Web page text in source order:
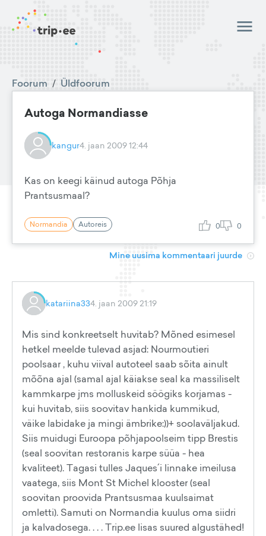
Foorum / Üldfoorum
Autoga Normandiasse
kangur4. jaan 2009 12:44
Kas on keegi käinud autoga Põhja
Prantsusmaal?
Normandia Autoreis 0 0
Mine uusima kommentaari juurde
katariina334. jaan 2009 21:19
Mis sind konkreetselt huvitab? Mõned esimesel
hetkel meelde tulevad asjad: Nourmoutieri
poolsaar , kuhu viival autoteel saab sõita ainult
mõõna ajal (samal ajal käiakse seal ka massiliselt
kammkarpe jms molluskeid söögiks korjamas -
kui huvitab, siis soovitav hankida kummikud,
väike labidake ja mingi ämbrike:))+ soolaväljakud.
Siis muidugi Euroopa põhjapoolseim tipp Brestis
(seal soovitan restoranis karpe süüa - hea
kvaliteet). Tagasi tulles Jaques´i linnake imeilusa
vaatega, siis Mont St Michel klooster (seal
soovitan proovida Prantsusmaa kuulsaimat
omletti). Samuti on Normandia kuulus oma siidri
ja kalvadosega. . . . Trip.ee lisas suured algustähed!